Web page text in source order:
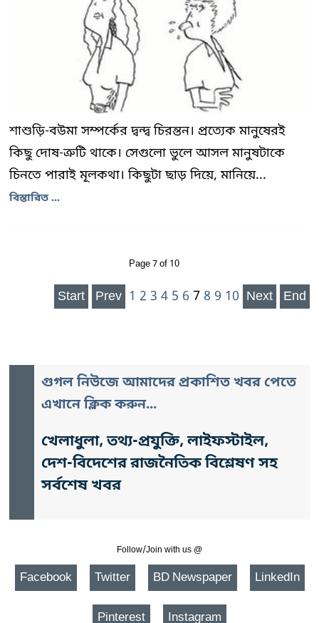
শাশুড়ি-বউমা সম্পর্কের দ্বন্দ্ব চিরন্তন। প্রত্যেক মানুষেরই
কিছু দোষ-ত্রুটি থাকে। সেগুলো ভুলে আসল মানুষটাকে
চিনতে পারাই মূলকথা। কিছুটা ছাড় দিয়ে, মানিয়ে...
বিস্তারিত ...
Page 7 of 10
Start Prev 1 2 3 4 5 6 7 8 9 10 Next End
গুগল নিউজে আমাদের প্রকাশিত খবর পেতে
এখানে ক্লিক করুন...
খেলাধুলা, তথ্য-প্রযুক্তি, লাইফস্টাইল,
দেশ-বিদেশের রাজনৈতিক বিশ্লেষণ সহ
সর্বশেষ খবর
Follow/Join with us @
Facebook Twitter BD Newspaper LinkedIn
Pinterest Instagram